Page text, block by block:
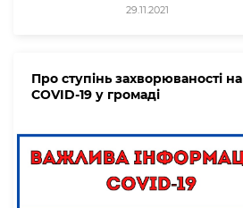
29.11.2021
Про ступінь захворюваності на
COVID-19 у громаді